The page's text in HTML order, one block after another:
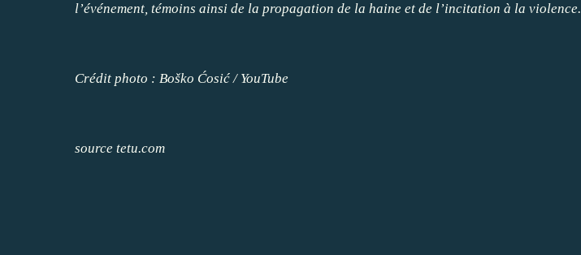
l’événement, témoins ainsi de la propagation de la haine et de l’incitation à la violence.
Crédit photo : Boško Ćosić / YouTube
source tetu.com